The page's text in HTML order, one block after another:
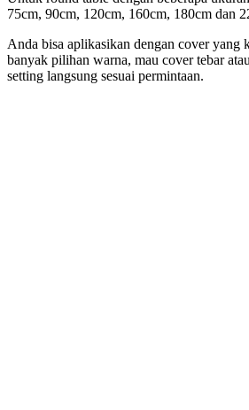
75cm, 90cm, 120cm, 160cm, 180cm dan
Anda bisa aplikasikan dengan cover yang
banyak pilihan warna, mau cover tebar
setting langsung sesuai permintaan.